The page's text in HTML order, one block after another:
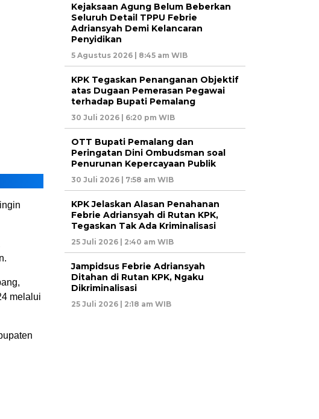
melalui
Kejaksaan Agung Belum Beberkan
Seluruh Detail TPPU Febrie
Adriansyah Demi Kelancaran
Penyidikan
5 Agustus 2026 | 8:45 am WIB
KPK Tegaskan Penanganan Objektif
atas Dugaan Pemerasan Pegawai
terhadap Bupati Pemalang
30 Juli 2026 | 6:20 pm WIB
OTT Bupati Pemalang dan
Peringatan Dini Ombudsman soal
Penurunan Kepercayaan Publik
30 Juli 2026 | 7:58 am WIB
KPK Jelaskan Alasan Penahanan
Febrie Adriansyah di Rutan KPK,
Tegaskan Tak Ada Kriminalisasi
25 Juli 2026 | 2:40 am WIB
Jampidsus Febrie Adriansyah
Ditahan di Rutan KPK, Ngaku
Dikriminalisasi
25 Juli 2026 | 2:18 am WIB